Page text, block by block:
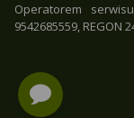
Operatorem
9542685559, REGON